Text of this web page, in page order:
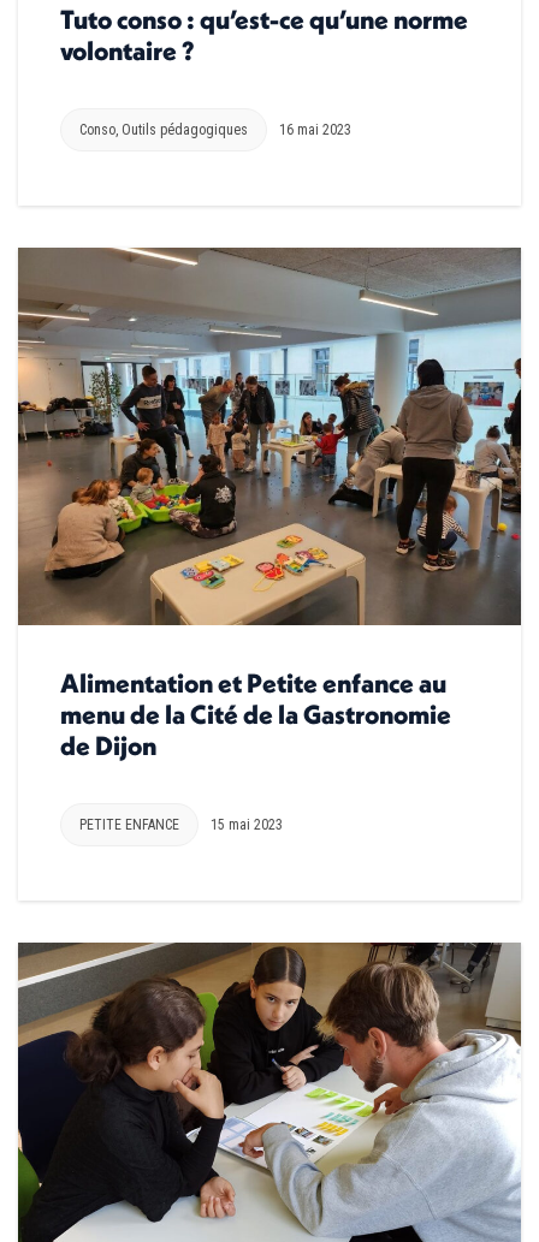
Tuto conso : qu’est-ce qu’une norme
volontaire ?
Conso, Outils pédagogiques 16 mai 2023
Alimentation et Petite enfance au
menu de la Cité de la Gastronomie
de Dijon
PETITE ENFANCE 15 mai 2023